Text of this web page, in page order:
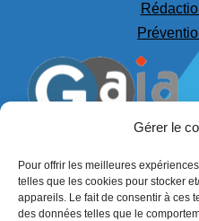
Gérer le
Pour offrir les meilleures
telles que les cookies pour stocker
appareils. Le fait de consentir à ces
des données telles que le
53 place du marché
49150 Baugé en Anjou